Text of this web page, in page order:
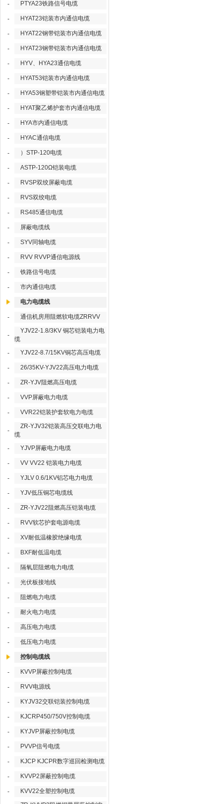
-
PTYA23铁路信号电缆
- HYAT23铠装市内通信电缆
- HYAT22钢带铠装市内通信电缆
- HYAT23钢带铠装市内通信电缆
- HYV、HYA23通信电缆
- HYAT53铠装市内通信电缆
- HYA53钢塑带铠装市内通信电缆
- HYAT聚乙烯护套市内通信电缆
- HYA市内通信电缆
- HYAC通信电缆
- ）STP-120电缆
- ASTP-120Ω铠装电缆
- RVSP双绞屏蔽电缆
- RVS双绞电缆
- RS485通信电缆
- 屏蔽电缆线
- SYV同轴电缆
- RVV RVVP通信电源线
- 铁路信号电缆
- 市内通信电缆
电力电缆线
- 通信机房用阻燃软电缆ZRRVV
-
YJV22-1.8/3KV 铜芯铠装电力电
缆
-
YJV22-8.7/15KV铜芯高压电缆
- 26/35KV-YJV22高压电力电缆
- ZR-YJV阻燃高压电缆
- VVP屏蔽电力电缆
- VVR22铠装护套软电力电缆
-
ZR-YJV32铠装高压交联电力电
缆
-
YJVP屏蔽电力电缆
- VV VV22 铠装电力电缆
- YJLV 0.6/1KV铝芯电力电缆
- YJV低压铜芯电缆线
- ZR-YJV22阻燃高压铠装电缆
- RVV软芯护套电源电缆
- XV耐低温橡胶绝缘电缆
- BXF耐低温电缆
- 隔氧层阻燃电力电缆
- 光伏板接地线
- 阻燃电力电缆
- 耐火电力电缆
- 高压电力电缆
- 低压电力电缆
控制电缆线
- KVVP屏蔽控制电缆
- RVV电源线
- KYJV32交联铠装控制电缆
- KJCRP450/750V控制电缆
- KYJVP屏蔽控制电缆
- PVVP信号电缆
- KJCP KJCPR数字巡回检测电缆
- KVVP2屏蔽控制电缆
-
KVV22全塑控制电缆